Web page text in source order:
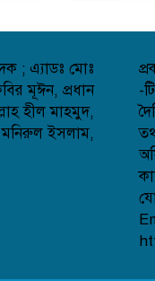
; এ্যাডঃ মোঃ
মূঈন, প্রধান
হীল মাহমুদ,
ইসলাম,
-